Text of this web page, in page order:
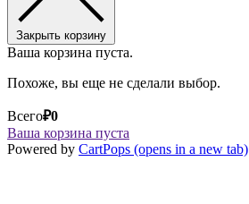
Закрыть корзину
Ваша корзина пуста.
Похоже, вы еще не сделали выбор.
Всего₽0
Ваша корзина пуста
Powered by CartPops (opens in a new tab)